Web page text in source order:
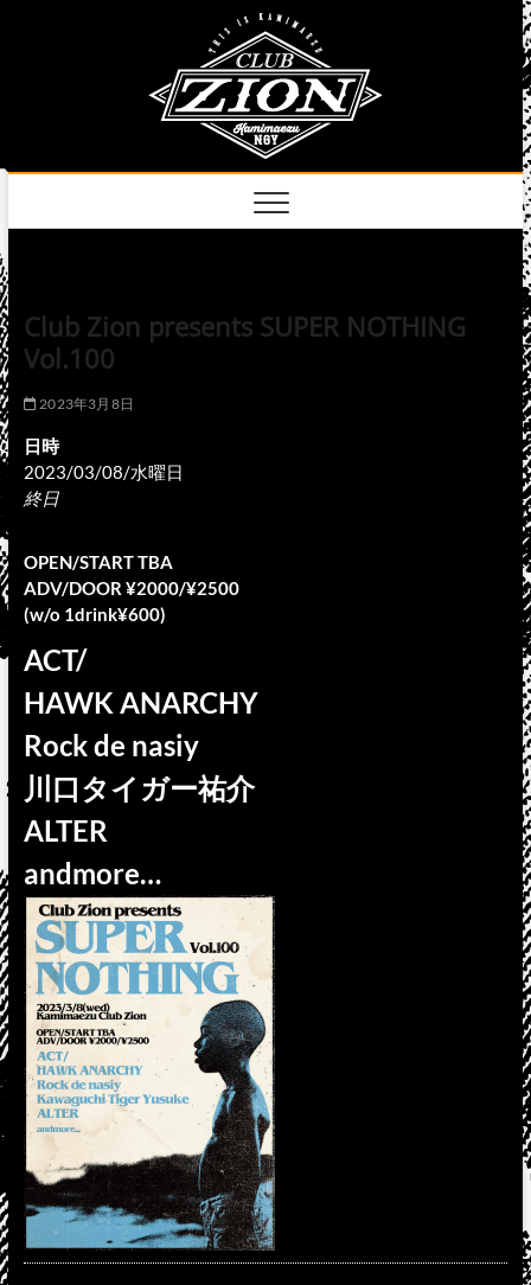
Club Zion presents SUPER NOTHING
Vol.100
2023年3月8日
日時
2023/03/08/水曜日
終日
OPEN/START TBA
ADV/DOOR ¥2000/¥2500
(w/o 1drink¥600)
ACT/
HAWK ANARCHY
Rock de nasiy
川口タイガー祐介
ALTER
andmore…